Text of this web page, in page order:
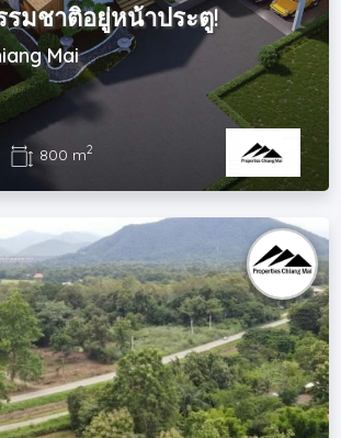
รมชาติอยู่หน้าประตู!
Mai
800 m2